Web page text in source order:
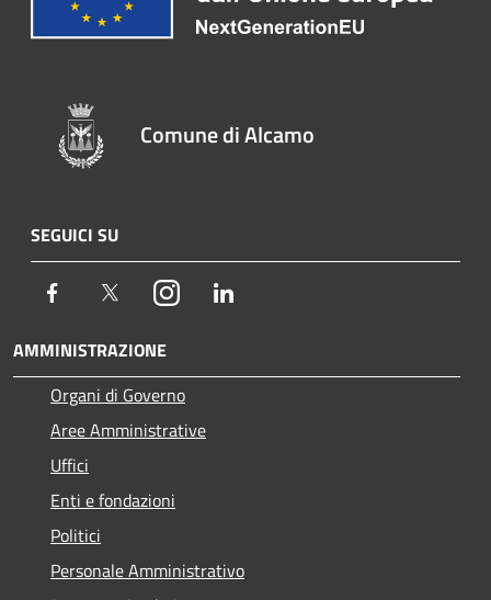
Comune di Alcamo
SEGUICI SU
Facebook TwitterInstagram
AMMINISTRAZIONE
Organi di Governo
Aree Amministrative
Uffici
Enti e fondazioni
Politici
Personale Amministrativo